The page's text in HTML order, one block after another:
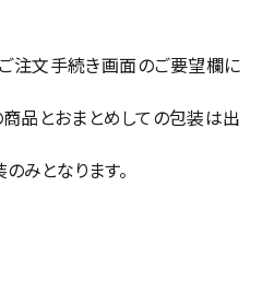
注文手続き画面のご要望欄に
商品とおまとめしての包装は出
みとなります。